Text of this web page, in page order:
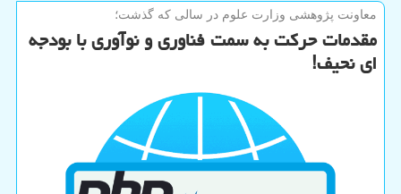
معاونت پژوهشی وزارت علوم در سالی كه گذشت؛
مقدمات حرکت به سمت فناوری و نوآوری با بودجه
ای نحیف!